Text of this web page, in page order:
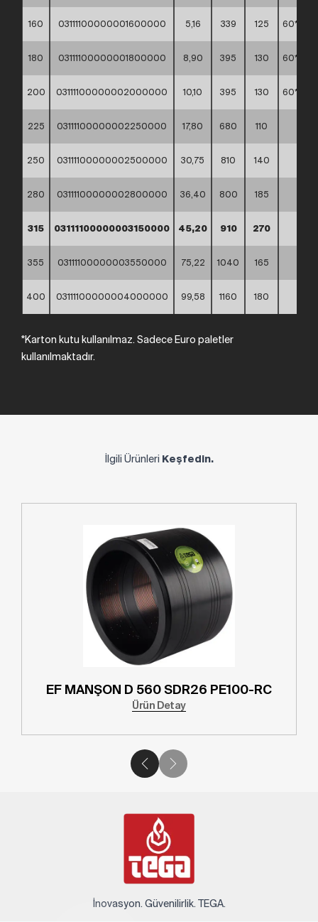
160 03111100000001600000 5,16 339 125
180 03111100000001800000 8,90 395 130
200 03111100000002000000 10,10 395 130
225 03111100000002250000 17,80 680 110
250 03111100000002500000 30,75 810 140
280 03111100000002800000 36,40 800 185
315 03111100000003150000 45,20 910 270
355 03111100000003550000 75,22 1040 165
400 03111100000004000000 99,58 1160 180
*Karton kutu kullanılmaz. Sadece Euro paletler
kullanılmaktadır.
İlgili Ürünleri Keşfedin.
EF MANŞON D 560 SDR26 PE100-RC
Ürün Detay
İnovasyon. Güvenilirlik. TEGA.